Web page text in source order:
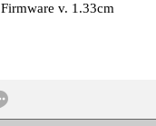
Firmware v. 1.33cm